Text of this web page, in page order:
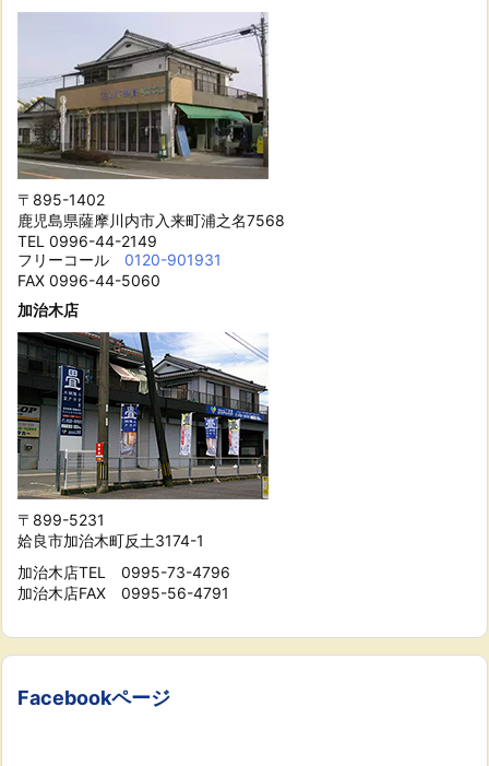
〒895-1402
鹿児島県薩摩川内市入来町浦之名7568
TEL 0996-44-2149
フリーコール 0120-901931
FAX 0996-44-5060
加治木店
〒899-5231
姶良市加治木町反土3174-1
加治木店TEL 0995-73-4796
加治木店FAX 0995-56-4791
Facebookページ